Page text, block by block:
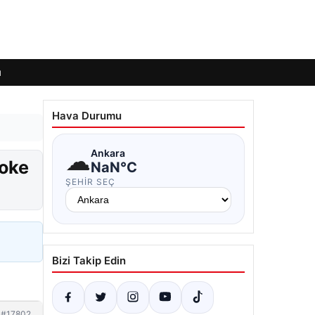
Hava Durumu
☁Ankara
NaN°C
ŞEHIR SEÇ
Bizi Takip Edin